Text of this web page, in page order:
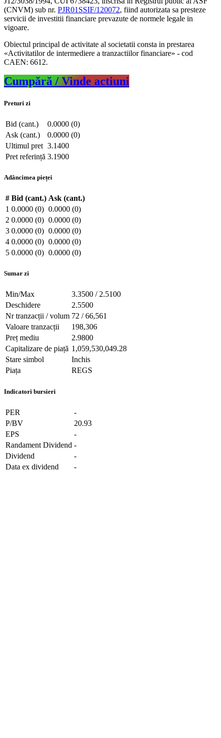
(CNVM) sub nr. PJR01SSIF/120072, fiind autorizata sa presteze
servicii de investitii financiare prevazute de normele legale in
vigoare.
Obiectul principal de activitate al societatii consta in prestarea
«Activitatilor de intermediere a tranzactiilor financiare» - cod
CAEN: 6612.
Cumpără / Vinde actiuni
Preturi zi
Bid (cant.)
0.0000 (0)
Ask (cant.)
0.0000 (0)
Ultimul pret 3.1400
Pret referință 3.1900
Adâncimea pieței
# Bid (cant.) Ask (cant.)
1 0.0000 (0) 0.0000 (0)
2 0.0000 (0) 0.0000 (0)
3 0.0000 (0) 0.0000 (0)
4 0.0000 (0) 0.0000 (0)
5 0.0000 (0) 0.0000 (0)
Sumar zi
Min/Max
3.3500 / 2.5100
Deschidere
2.5500
Nr tranzacții / volum 72 / 66,561
Valoare tranzacții
198,306
Preț mediu
2.9800
Capitalizare de piață 1,059,530,049.28
Stare simbol
Inchis
Piața
REGS
Indicatori bursieri
PER
-
P/BV
20.93
EPS
-
Randament Dividend -
Dividend
-
Data ex dividend
-